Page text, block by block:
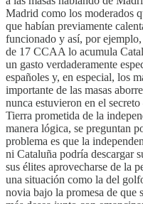
Madrid como los moderados
que habían previamente
funcionado y así, por
de 17 CCAA lo acumula
un gasto verdaderamente
españoles y, en especial, los
importante de las masas
nunca estuvieron en el
Tierra prometida de la
manera lógica, se preguntan
problema es que la
ni Cataluña podría descargar
sus élites aprovecharse de la
una situación como la del
novia bajo la promesa de que